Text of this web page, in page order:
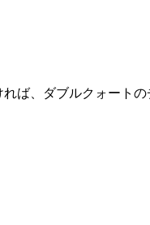
ば、ダブルクォート